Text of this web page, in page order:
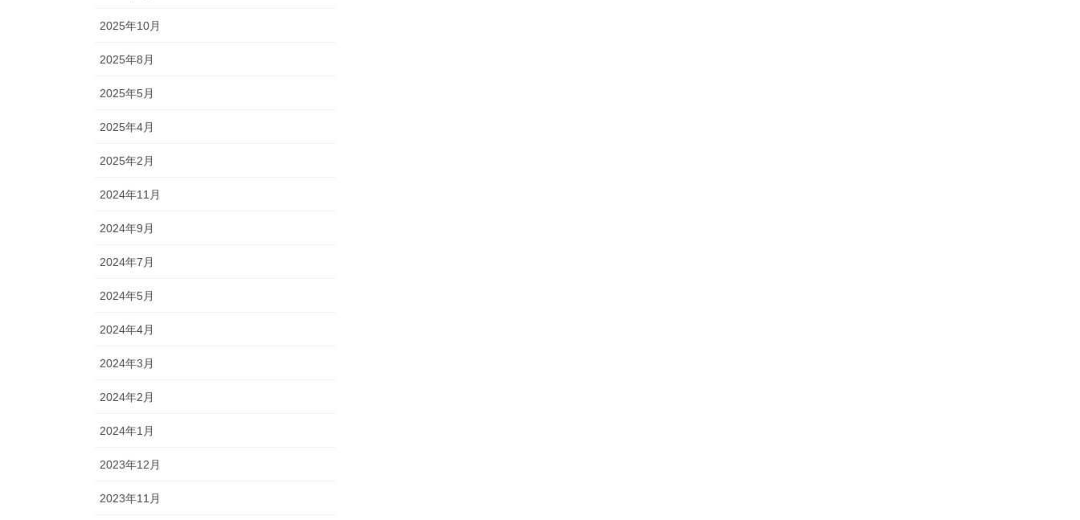
2025年10月
2025年8月
2025年5月
2025年4月
2025年2月
2024年11月
2024年9月
2024年7月
2024年5月
2024年4月
2024年3月
2024年2月
2024年1月
2023年12月
2023年11月